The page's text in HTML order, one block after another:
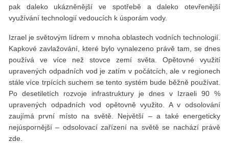
pak daleko ukázněnější ve spotřebě a daleko otevřenější
využívání technologií vedoucích k úsporám vody.
Izrael je světovým lídrem v mnoha oblastech vodních technologií.
Kapkové zavlažování, které bylo vynalezeno právě tam, se dnes
používá ve více než stovce zemí světa. Opětovné využití
upravených odpadních vod je zatím v počátcích, ale v regionech
stále více trpících suchem se tento systém bude běžně používat.
Po desetiletích rozvoje infrastruktury je dnes v Izraeli 90 %
upravených odpadních vod opětovně využito. A v odsolování
zaujímá první místo na světě. Největší – a také energeticky
nejúspornější – odsolovací zařízení na světě se nachází právě
zde.